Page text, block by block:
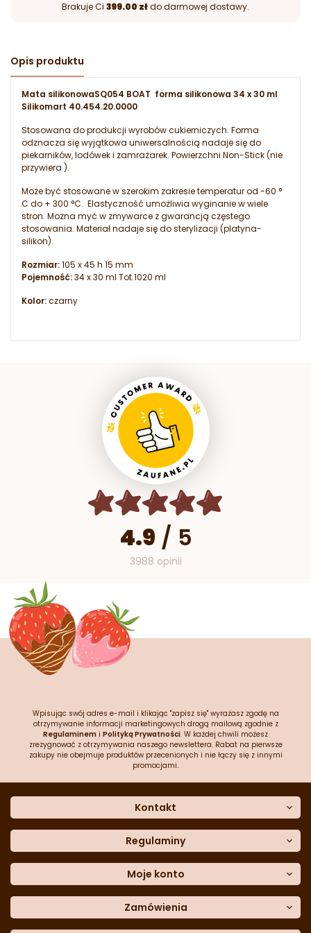
Brakuje Ci 399.00 złdo darmowej dostawy.
Opis produktu
Mata silikonowaSQ054 BOAT forma silikonowa 34 x 30 ml
Silikomart 40.454.20.0000
Stosowana do produkcji wyrobów cukierniczych. Forma
odznacza się wyjątkowa uniwersalnością nadaje się do
piekarników, lodówek i zamrażarek. Powierzchni Non-Stick (nie
przywiera ).
Może być stosowane w szerokim zakresie temperatur od -60 °
C do + 300 °C. Elastyczność umożliwia wyginanie w wiele
stron. Można myć w zmywarce z gwarancją częstego
stosowania. Materiał nadaje się do sterylizacji (platyna-
silikon).
Rozmiar:105 x 45 h 15 mm
Pojemność:34 x 30 ml Tot.1020 ml
Kolor:czarny
4.9 / 5
3988 opinii
Wpisując swój adres e-mail i klikając "zapisz się" wyrażasz zgodę na
otrzymywanie informacji marketingowych drogą mailową zgodnie z
Regulaminem i Polityką Prywatności. W każdej chwili możesz
zrezygnować z otrzymywania naszego newslettera. Rabat na pierwsze
zakupy nie obejmuje produktów przecenionych i nie łączy się z innymi
promocjami.
Kontakt
Dane kontaktowe
Często zadawane pytania
Sklep stacjonarny
Formularz kontaktowy
Blog
Regulaminy
Polityka prywatności
Polityka cookies
Polityka reklamacji
Polityka zwrotów
Moje konto
Moje dane
Historia zamówień
Zamówienia